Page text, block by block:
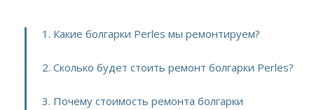
1. Какие болгарки Perles мы ремонтируем?
2. Сколько будет стоить ремонт болгарки Perles?
3. Почему стоимость ремонта болгарки